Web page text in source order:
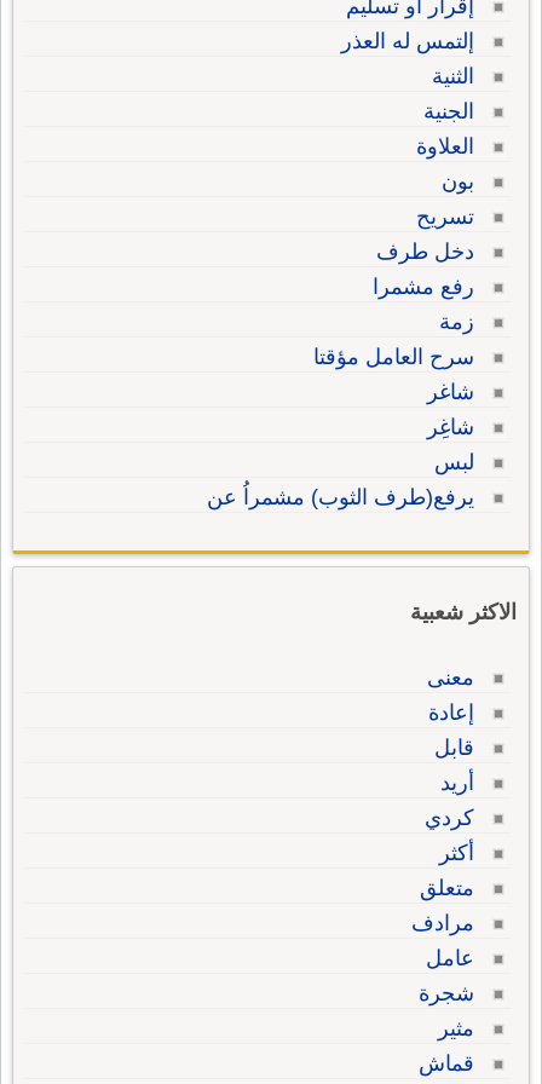
إقرار أو تسليم
إلتمس له العذر
الثنية
الجنية
العلاوة
بون
تسريح
دخل طرف
رفع مشمرا
زمة
سرح العامل مؤقتا
شاغر
شاغِر
لبس
يرفع(طرف الثوب) مشمراُ عن
الاكثر شعبية
معنى
إعادة
قابل
أريد
كردي
أكثر
متعلق
مرادف
عامل
شجرة
مثير
قماش